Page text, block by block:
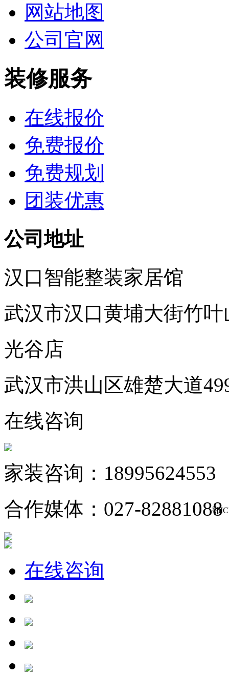
网站地图
公司官网
装修服务
在线报价
免费报价
免费规划
团装优惠
公司地址
汉口智能整装家居馆
武汉市汉口黄埔大街竹
光谷店
武汉市洪山区雄楚大道
在线咨询
家装咨询：18995624553
合作媒体：027-82881088
鄂
在线咨询